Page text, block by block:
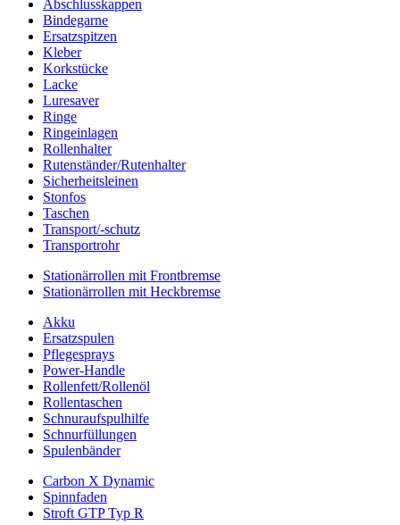
Abschlusskappen
Bindegarne
Ersatzspitzen
Kleber
Korkstücke
Lacke
Luresaver
Ringe
Ringeinlagen
Rollenhalter
Rutenständer/Rutenhalter
Sicherheitsleinen
Stonfos
Taschen
Transport/-schutz
Transportrohr
Stationärrollen mit Frontbremse
Stationärrollen mit Heckbremse
Akku
Ersatzspulen
Pflegesprays
Power-Handle
Rollenfett/Rollenöl
Rollentaschen
Schnuraufspulhilfe
Schnurfüllungen
Spulenbänder
Carbon X Dynamic
Spinnfaden
Stroft GTP Typ R